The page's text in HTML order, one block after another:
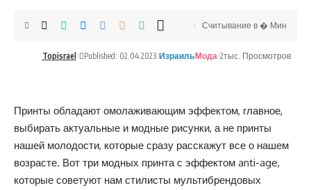
Topisrael Published: 02.04.2023 ИзраильМода 2тыс. Просмотров
Считывание в � Мин
Принты обладают омолаживающим эффектом, главное,
выбирать актуальные и модные рисунки, а не принты
нашей молодости, которые сразу расскажут все о нашем
возрасте. Вот три модных принта с эффектом anti-age,
которые советуют нам стилисты мультибрендовых